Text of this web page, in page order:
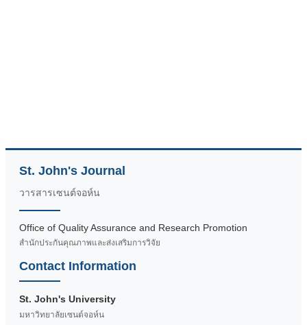
St. John's Journal
วารสารเซนต์จอห์น
Office of Quality Assurance and Research Promotion
สำนักประกันคุณภาพและส่งเสริมการวิจัย
Contact Information
St. John's University
มหาวิทยาลัยเซนต์จอห์น